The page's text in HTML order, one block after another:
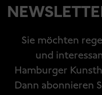
Sie möchten
und
Hamburger
Dann abonnieren